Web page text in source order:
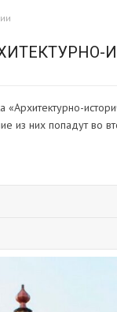
из них попадут во